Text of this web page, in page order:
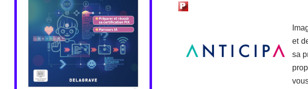
et
sa